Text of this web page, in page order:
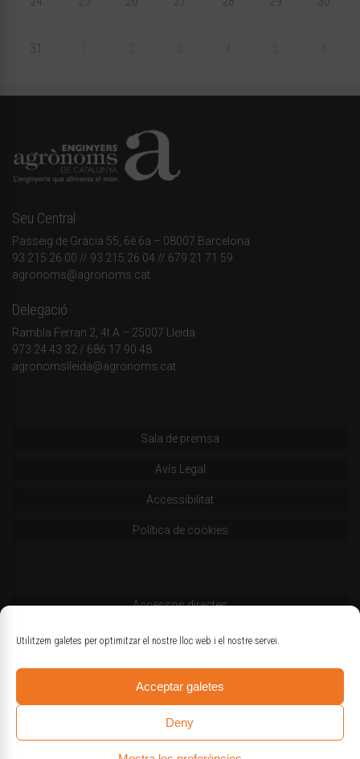
Utilitzem galetes per optimitzar el nostre lloc web i el nostre servei.
Acceptar galetes
Deny
31
Seu Central
Passeig de Gràcia 55, 6è 6a – 08007 Barcelona
93 215 26 00 // 93 215 26 04 // 679 21 71 59
agronoms@agronoms.cat
Delegació
Rambla Ferran 2, 4t A – 25007 Lleida
973 24 43 32 / 686 17 90 48
agronomslleida@agronoms.cat
Sala de premsa
Avís Legal
Accessibilitat
Política de cookies
Accessos directes
Codi deontològic
Estatuts
Logotips oficials